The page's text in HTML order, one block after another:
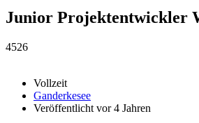
Junior Projektentwickler
4526
Vollzeit
Ganderkesee
Veröffentlicht vor 4 Jahren